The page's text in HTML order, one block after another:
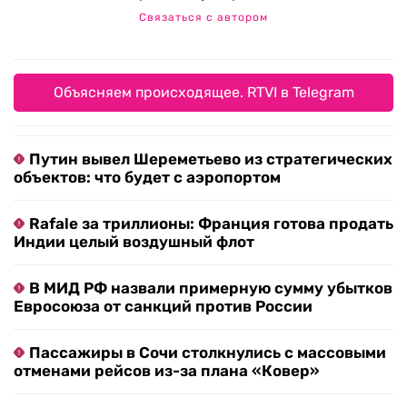
Связаться с автором
Объясняем происходящее. RTVI в Telegram
Путин вывел Шереметьево из стратегических
объектов: что будет с аэропортом
Rafale за триллионы: Франция готова продать
Индии целый воздушный флот
В МИД РФ назвали примерную сумму убытков
Евросоюза от санкций против России
Пассажиры в Сочи столкнулись с массовыми
отменами рейсов из-за плана «Ковер»